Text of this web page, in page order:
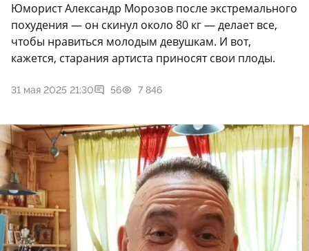
Юморист Александр Морозов после экстремального
похудения — он скинул около 80 кг — делает все,
чтобы нравиться молодым девушкам. И вот,
кажется, старания артиста приносят свои плоды.
31 мая 2025 21:30 56 7 846